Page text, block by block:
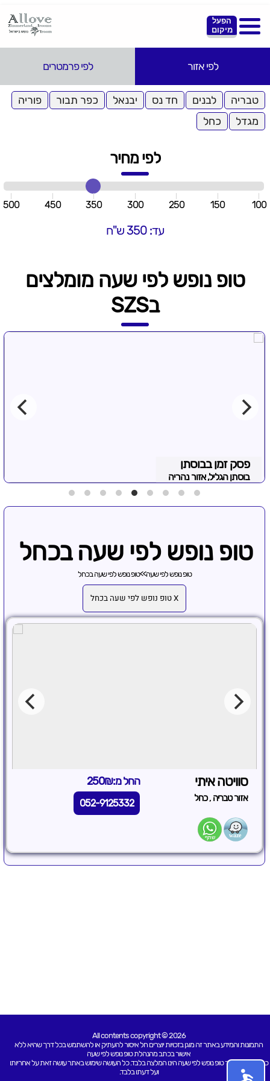
הפעל
מיקום
לפי אזור לפי פרמטרים
טבריה לבנים חד נס יבנאל כפר תבור
פוריה
מגדל
כחל
לפי מחיר
100
150
250
300
350
450
500
עד: 350 ש"ח
טופ נופש לפי שעה מומלצים
בSZS
פסק זמן בבוסתן
בוסתן הגליל, אזור נהריה
טופ נופש לפי שעה בכחל
טופ נופש לפי שעה>>טופ נופש לפי שעה בכחל
X טופ נופש לפי שעה בכחל
סוויטה איתי החל מ:250₪
אזור טבריה ,כחל 052-9125332
All contents copyright © 2026
התמונות והמידע באתר זה מוגן בזכויות יוצרים חל איסור להעתיק או להשתמש בכל דרך שהיא ללא
אישור בכתב מהנהלת טופ נופש לפי שעה
כל האמור באתר טופ נופש לפי שעה הינו המלצה בלבד. כל העושה שימוש באתר עושה זאת על אחריותו
ועל דעתו בלבד.